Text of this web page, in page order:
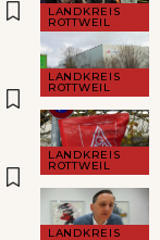
LANDKREIS
ROTTWEIL
LANDKREIS
ROTTWEIL
LANDKREIS
ROTTWEIL
LANDKREIS